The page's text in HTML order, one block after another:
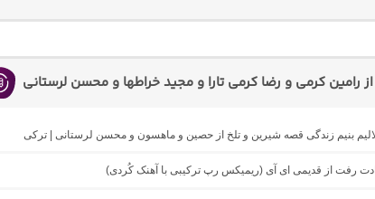
رامین کرمی و رضا کرمی تارا و مجید خراطها و محسن لرستانی
بنیم زندگی قصه شیرین و تلخ از حصین و ماهسون و محسن لرستانی | ترکی
رفت از قدیمی ای آی (ریمیکس رپ ترکیبی با آهنک کُردی)